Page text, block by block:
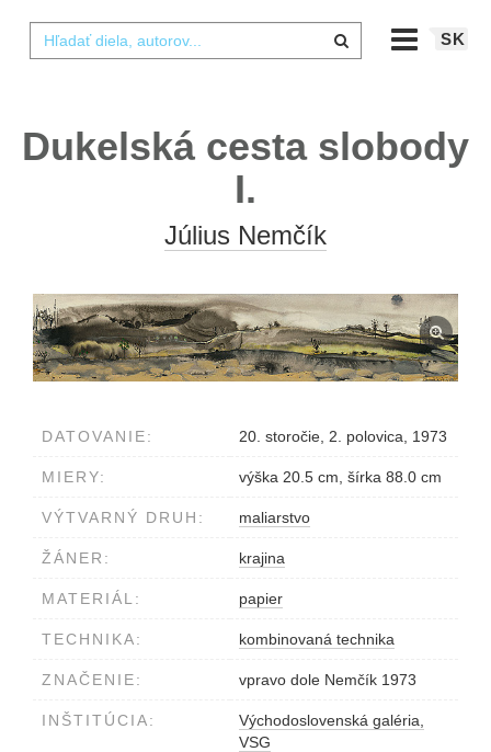
SK
Dukelská cesta slobody
I.
Július Nemčík
DATOVANIE: 20. storočie, 2. polovica, 1973
MIERY: výška 20.5 cm, šírka 88.0 cm
VÝTVARNÝ DRUH: maliarstvo
ŽÁNER: krajina
MATERIÁL: papier
TECHNIKA: kombinovaná technika
ZNAČENIE: vpravo dole Nemčík 1973
INŠTITÚCIA:
Východoslovenská galéria,
VSG